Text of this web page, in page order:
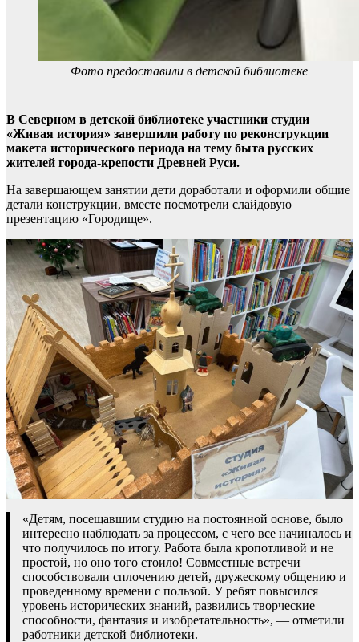
Фото предоставили в детской библиотеке
В Северном в детской библиотеке участники студии
«Живая история» завершили работу по реконструкции
макета исторического периода на тему быта русских
жителей города-крепости Древней Руси.
На завершающем занятии дети доработали и оформили общие
детали конструкции, вместе посмотрели слайдовую
презентацию «Городище».
«Детям, посещавшим студию на постоянной основе, было
интересно наблюдать за процессом, с чего все начиналось и
что получилось по итогу. Работа была кропотливой и не
простой, но оно того стоило! Совместные встречи
способствовали сплочению детей, дружескому общению и
проведенному времени с пользой. У ребят повысился
уровень исторических знаний, развились творческие
способности, фантазия и изобретательность», — отметили
работники детской библиотеки.